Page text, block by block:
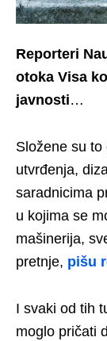
Reporteri
otoka Visa
javnosti…
Složene su
utvrđenja,
saradnicima
u kojima se
mašinerija,
pretnje, pišu
I svaki od tih
moglo pričati